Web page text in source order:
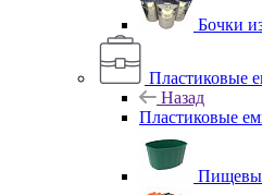
Бочки
Пластиковые
Назад
Пластиковые